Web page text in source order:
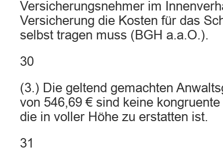
Versicherungsnehmer im
Versicherung die Kosten für das
selbst tragen muss (BGH a.a.O.).
30
(3.) Die geltend gemachten
von 546,69 € sind keine
die in voller Höhe zu erstatten ist.
31